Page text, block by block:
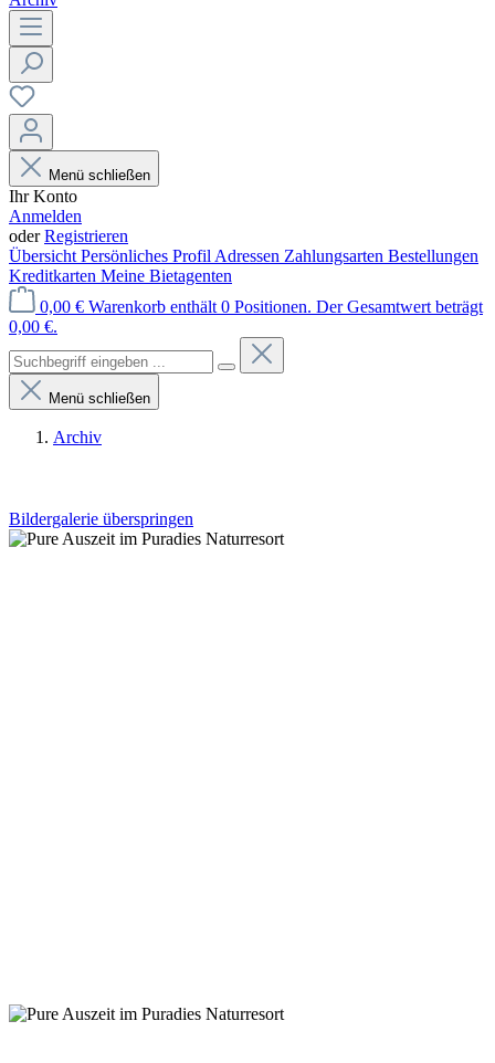
Menü schließen
Ihr Konto
Anmelden
oderRegistrieren
Übersicht Persönliches Profil Adressen Zahlungsarten Bestellungen
Kreditkarten Meine Bietagenten
0,00 € Warenkorb enthält 0 Positionen. Der Gesamtwert beträgt
0,00 €.
Menü schließen
Archiv
Bildergalerie überspringen